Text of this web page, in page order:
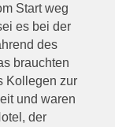
Start weg
es bei der
des
brauchten
Kollegen zur
und waren
der